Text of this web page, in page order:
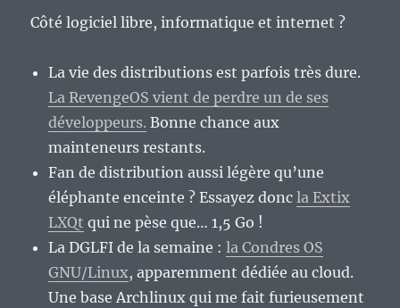
Côté logiciel libre, informatique et internet ?
La vie des distributions est parfois très dure.
La RevengeOS vient de perdre un de ses
développeurs. Bonne chance aux
mainteneurs restants.
Fan de distribution aussi légère qu’une
éléphante enceinte ? Essayez doncla Extix
LXQt qui ne pèse que… 1,5 Go !
La DGLFI de la semaine :la Condres OS
GNU/Linux, apparemment dédiée au cloud.
Une base Archlinux qui me fait furieusement